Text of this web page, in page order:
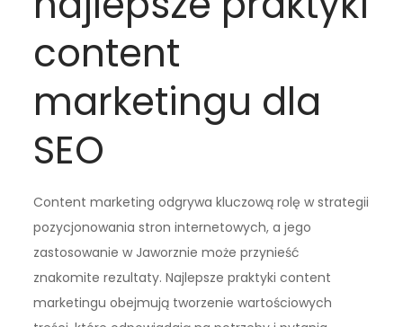
content
marketingu dla
SEO
Content marketing odgrywa kluczową rolę w strategii
pozycjonowania stron internetowych, a jego
zastosowanie w Jaworznie może przynieść
znakomite rezultaty. Najlepsze praktyki content
marketingu obejmują tworzenie wartościowych